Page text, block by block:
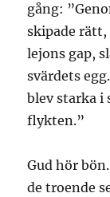
gång:
skipade
lejons gap,
svärdets
blev starka i
flykten.”
Gud hör
de troende